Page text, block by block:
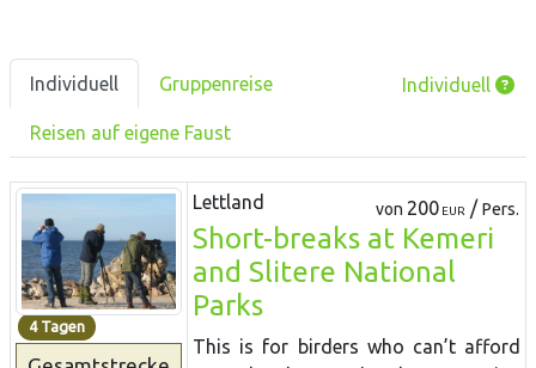
Individuell Gruppenreise
Reisen auf eigene Faust
Individuell
4 Tagen
Lettland von 200 EUR / Pers.
Short-breaks at Kemeri
and Slitere National
Parks
This is for birders who can’t afford